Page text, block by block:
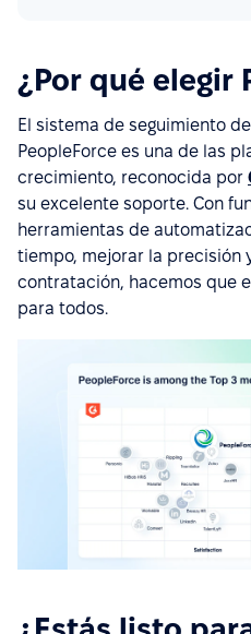
¿Por qué elegir
El sistema de seguimiento
PeopleForce es una de las
crecimiento, reconocida por
su excelente soporte. Con
herramientas de
tiempo, mejorar la precisión
contratación, hacemos que
para todos.